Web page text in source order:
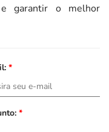
e garantir o melhor
*
*